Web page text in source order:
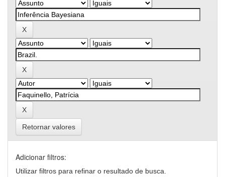
Retornar valores
Adicionar filtros:
Utilizar filtros para refinar o resultado de busca.